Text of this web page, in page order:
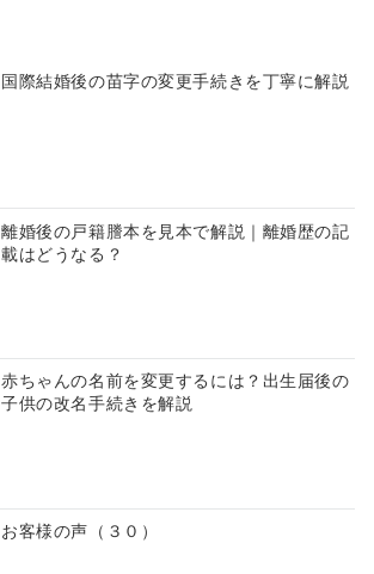
国際結婚後の苗字の変更手続きを丁寧に解説
離婚後の戸籍謄本を見本で解説｜離婚歴の記
載はどうなる？
赤ちゃんの名前を変更するには？出生届後の
子供の改名手続きを解説
お客様の声（３０）